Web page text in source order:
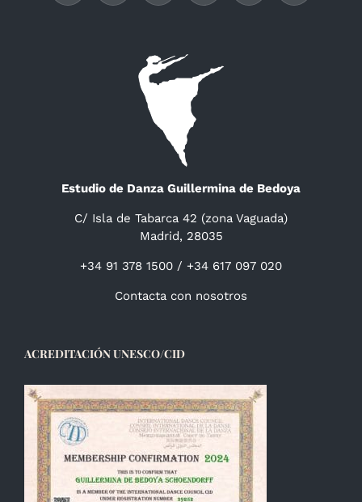
Estudio de Danza Guillermina de Bedoya
C/ Isla de Tabarca 42 (zona Vaguada)
Madrid, 28035
+34 91 378 1500 / +34 617 097 020
Contacta con nosotros
ACREDITACIÓN UNESCO/CID